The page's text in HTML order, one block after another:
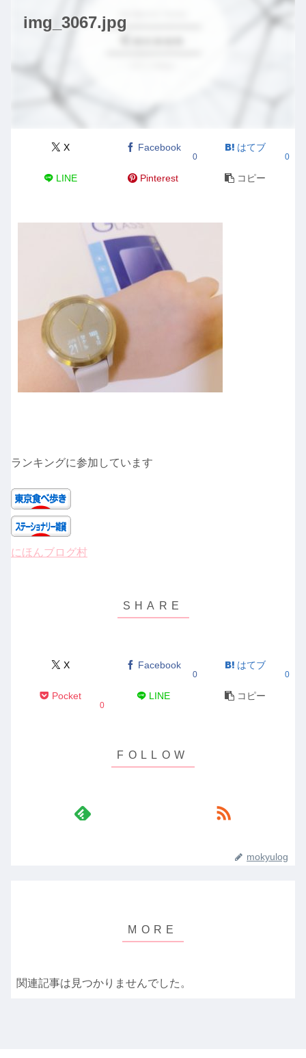
img_3067.jpg
X Facebook
0
はてブ
0
LINE Pinterest コピー
ランキングに参加しています
にほんブログ村
X Facebook
0
はてブ
0
Pocket
0
LINE コピー
mokyulog
関連記事は見つかりませんでした。